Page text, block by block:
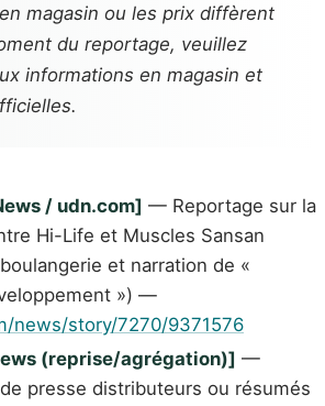
magasin ou les prix diffèrent
du reportage, veuillez
informations en magasin et
/ udn.com] — Reportage sur la
Hi-Life et Muscles Sansan
et narration de «
») —
news/story/7270/9371576
(reprise/agrégation)] —
presse distributeurs ou résumés